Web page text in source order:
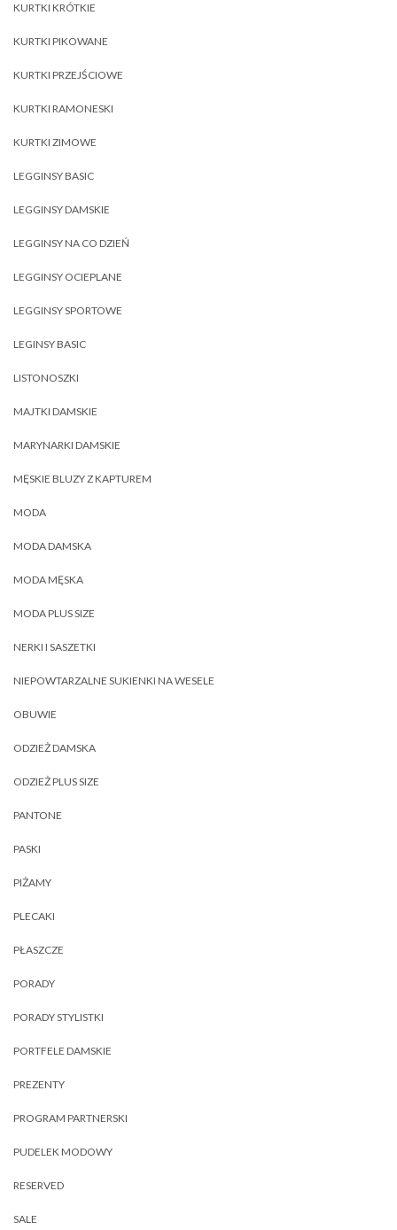
KURTKI KRÓTKIE
KURTKI PIKOWANE
KURTKI PRZEJŚCIOWE
KURTKI RAMONESKI
KURTKI ZIMOWE
LEGGINSY BASIC
LEGGINSY DAMSKIE
LEGGINSY NA CO DZIEŃ
LEGGINSY OCIEPLANE
LEGGINSY SPORTOWE
LEGINSY BASIC
LISTONOSZKI
MAJTKI DAMSKIE
MARYNARKI DAMSKIE
MĘSKIE BLUZY Z KAPTUREM
MODA
MODA DAMSKA
MODA MĘSKA
MODA PLUS SIZE
NERKI I SASZETKI
NIEPOWTARZALNE SUKIENKI NA WESELE
OBUWIE
ODZIEŻ DAMSKA
ODZIEŻ PLUS SIZE
PANTONE
PASKI
PIŻAMY
PLECAKI
PŁASZCZE
PORADY
PORADY STYLISTKI
PORTFELE DAMSKIE
PREZENTY
PROGRAM PARTNERSKI
PUDELEK MODOWY
RESERVED
SALE